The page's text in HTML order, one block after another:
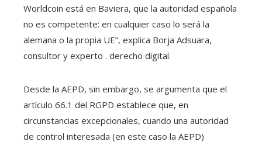
Worldcoin está en Baviera, que la autoridad española
no es competente: en cualquier caso lo será la
alemana o la propia UE”, explica Borja Adsuara,
consultor y experto . derecho digital.
Desde la AEPD, sin embargo, se argumenta que el
artículo 66.1 del RGPD establece que, en
circunstancias excepcionales, cuando una autoridad
de control interesada (en este caso la AEPD)